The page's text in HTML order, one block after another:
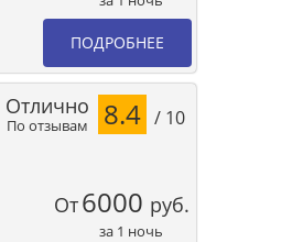
ПОДРОБНЕЕ
По отзывам
Отлично 8.4 / 10
От6000 руб.
за 1 ночь